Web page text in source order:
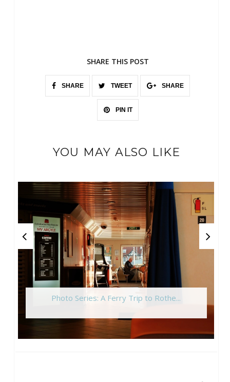
SHARE THIS POST
SHARE TWEET SHARE
PIN IT
YOU MAY ALSO LIKE
Photo Series: A Ferry Trip to Rothe...